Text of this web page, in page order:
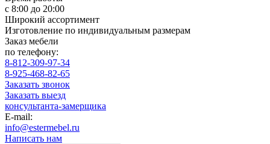
с 8:00 до 20:00
Широкий ассортимент
Изготовление по индивидуальным размерам
Заказ мебели
по телефону:
8-812-309-97-34
8-925-468-82-65
Заказать звонок
Заказать выезд
консультанта-замерщика
E-mail:
info@estermebel.ru
Написать нам